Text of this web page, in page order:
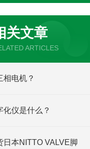
关文章
ARTICLES
相电机？
化仪是什么？
日本NITTO VALVE脚